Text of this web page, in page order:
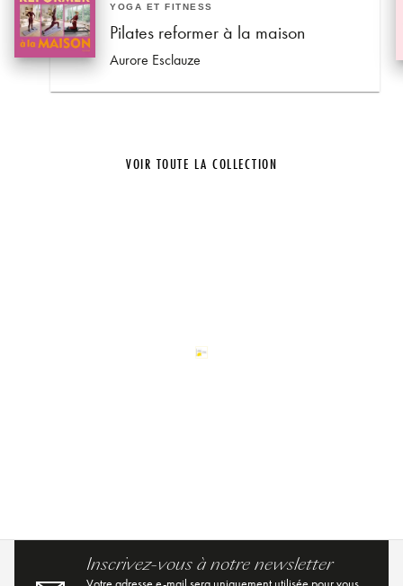
YOGA ET FITNESS
Pilates reformer à la maison
Aurore Esclauze
VOIR TOUTE LA COLLECTION
Inscrivez-vous à notre newsletter